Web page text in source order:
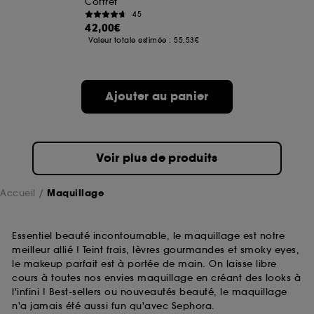
45
42,00€
Valeur totale estimée :55,53€
Ajouter au panier
Voir plus de produits
Accueil Maquillage
Essentiel beauté incontournable, le maquillage est notre
meilleur allié ! Teint frais, lèvres gourmandes et smoky eyes,
le makeup parfait est à portée de main. On laisse libre
cours à toutes nos envies maquillage en créant des looks à
l'infini ! Best-sellers ou nouveautés beauté, le maquillage
n'a jamais été aussi fun qu'avec Sephora.
A l'exception des cookies techniques, le dépôt et la
lecture de ces traceurs requiert votre accord. Vous
choix" ci-dessous ou décider de "tout accepter".
Sephora pourra associer les informations de
navigation collectées par ces Cookies, pour les
sur "continuer sans accepter". Voous pouvez à tout
moment choisir de retirer votrte consentement. Si vous
souhaitez obtenir plus d'information sur les cookies